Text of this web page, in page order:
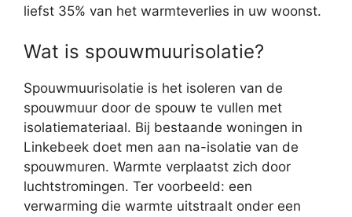
liefst 35% van het warmteverlies in uw woonst.
Wat is spouwmuurisolatie?
Spouwmuurisolatie is het isoleren van de
spouwmuur door de spouw te vullen met
isolatiemateriaal. Bij bestaande woningen in
Linkebeek doet men aan na-isolatie van de
spouwmuren. Warmte verplaatst zich door
luchtstromingen. Ter voorbeeld: een
verwarming die warmte uitstraalt onder een